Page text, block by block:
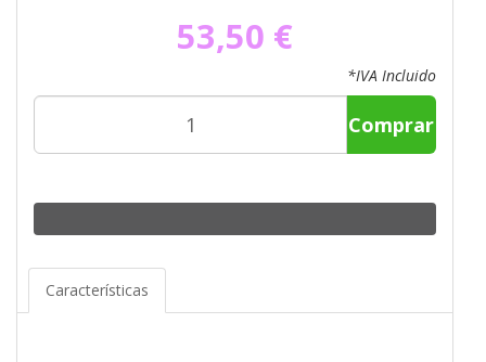
53,50 €
*IVA Incluido
Comprar
Características